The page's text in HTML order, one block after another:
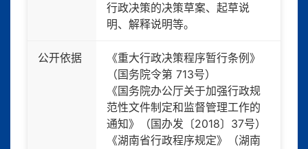
行政决策的决策草案、起草说
明、解释说明等。
公开依据
《重大行政决策程序暂行条例》
（国务院令第 713号）
《国务院办公厅关于加强行政规
范性文件制定和监督管理工作的
通知》（国办发〔2018〕37号）
《湖南省行政程序规定》（湖南